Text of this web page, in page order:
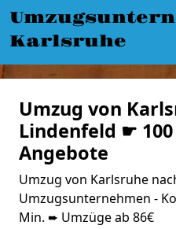
Karlsruhe
Umzug von
Lindenfeld ☛
Angebote
Umzug von Karlsruhe
Umzugsunternehmen -
Min. ➨ Umzüge ab 86€